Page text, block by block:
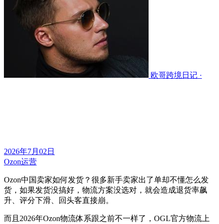
欧哥跨境日记 ·
2026年7月02日
Ozon运营
Ozon中国卖家如何发货？很多新手卖家出了单却不懂怎么发
货， 如果发货没搞好，物流方案没选对，就会造成退货率飙
升、评分下滑、回头客直接崩。
而且2026年Ozon物流体系跟之前不一样了，OGL官方物流上